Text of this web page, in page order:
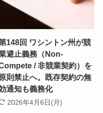
148回 ワシントン州が競
避止義務（Non-
/ 非競業契約）を
原則禁止へ。既存契約の無
通知も義務化
2026年4月6日(月)